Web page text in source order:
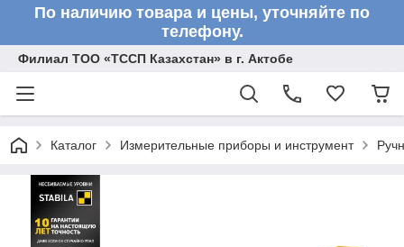
По наличию товара и цены, уточняйте по
телефону.
Филиал ТОО «ТССП Казахстан» в г. Актобе
Каталог Измерительные приборы и инструмент